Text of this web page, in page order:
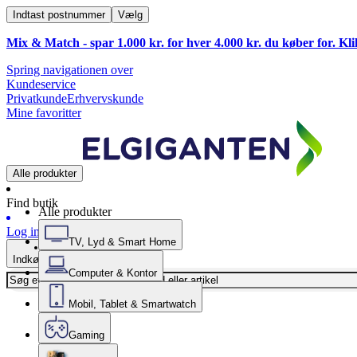
Indtast postnummer Vælg
Mix & Match - spar 1.000 kr. for hver 4.000 kr. du køber for.
Spring navigationen over
Kundeservice
PrivatkundeErhvervskunde
Mine favoritter
Alle produkter
Find butik
Log ind
Indkøbskurv
Alle produkter
TV, Lyd & Smart Home
Computer & Kontor
Mobil, Tablet & Smartwatch
Gaming